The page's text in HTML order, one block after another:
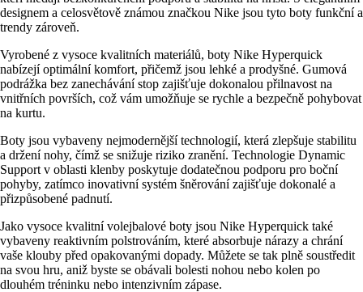
designem a celosvětově známou značkou Nike jsou tyto boty funkční a
trendy zároveň.
Vyrobené z vysoce kvalitních materiálů, boty Nike Hyperquick
nabízejí optimální komfort, přičemž jsou lehké a prodyšné. Gumová
podrážka bez zanechávání stop zajišťuje dokonalou přilnavost na
vnitřních površích, což vám umožňuje se rychle a bezpečně pohybovat
na kurtu.
Boty jsou vybaveny nejmodernější technologií, která zlepšuje stabilitu
a držení nohy, čímž se snižuje riziko zranění. Technologie Dynamic
Support v oblasti klenby poskytuje dodatečnou podporu pro boční
pohyby, zatímco inovativní systém šněrování zajišťuje dokonalé a
přizpůsobené padnutí.
Jako vysoce kvalitní volejbalové boty jsou Nike Hyperquick také
vybaveny reaktivním polstrováním, které absorbuje nárazy a chrání
vaše klouby před opakovanými dopady. Můžete se tak plně soustředit
na svou hru, aniž byste se obávali bolesti nohou nebo kolen po
dlouhém tréninku nebo intenzivním zápase.